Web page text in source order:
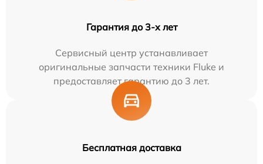
Гарантия до 3-х лет
Сервисный центр устанавливает
оригинальные запчасти техники Fluke и
предоставляет гарантию до 3 лет.
Бесплатная доставка